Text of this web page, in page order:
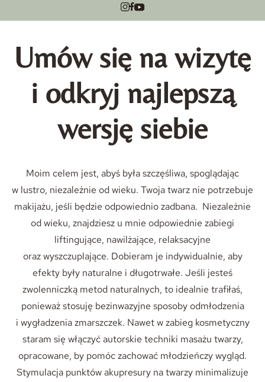
Umów się na wizytę
i odkryj najlepszą
wersję siebie
Moim celem jest, abyś była szczęśliwa, spoglądając
w lustro, niezależnie od wieku. Twoja twarz nie potrzebuje
makijażu, jeśli będzie odpowiednio zadbana. Niezależnie
od wieku, znajdziesz u mnie odpowiednie zabiegi
liftingujące, nawilżające, relaksacyjne
oraz wyszczuplające. Dobieram je indywidualnie, aby
efekty były naturalne i długotrwałe. Jeśli jesteś
zwolenniczką metod naturalnych, to idealnie trafiłaś,
ponieważ stosuję bezinwazyjne sposoby odmłodzenia
i wygładzenia zmarszczek. Nawet w zabieg kosmetyczny
staram się włączyć autorskie techniki masażu twarzy,
opracowane, by pomóc zachować młodzieńczy wygląd.
Stymulacja punktów akupresury na twarzy minimalizuje